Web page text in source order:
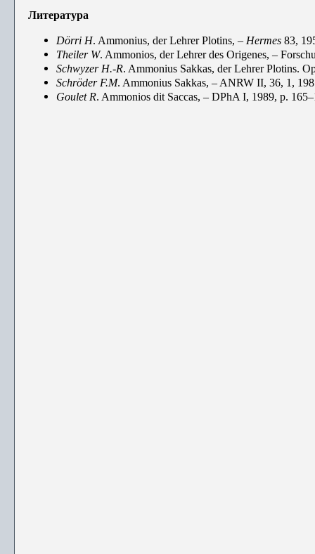
Литература
Dörri H. Ammonius, der Lehrer Plotins, –Hermes 83,
Theiler W. Ammonios, der Lehrer des Origenes, –
Schwyzer H.-R. Ammonius Sakkas, der Lehrer Plotins.
Schröder F.M. Ammonius Sakkas, – ANRW II, 36, 1,
Goulet R. Ammonios dit Saccas, – DPhA I, 1989, p.